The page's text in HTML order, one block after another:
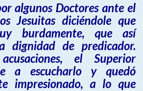
algunos Doctores ante el
Jesuitas diciéndole que
burdamente, que así
dignidad de predicador.
el Superior
a escucharlo y quedó
impresionado, a lo que